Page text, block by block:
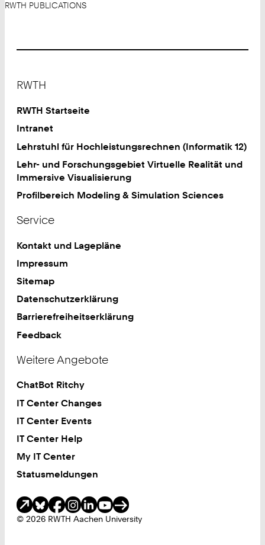
RWTH PUBLICATIONS
RWTH
RWTH Startseite
Intranet
Lehrstuhl für Hochleistungsrechnen (Informatik 12)
Lehr- und Forschungsgebiet Virtuelle Realität und
Immersive Visualisierung
Profilbereich Modeling & Simulation Sciences
Service
Kontakt und Lagepläne
Impressum
Sitemap
Datenschutzerklärung
Barrierefreiheitserklärung
Feedback
Weitere Angebote
ChatBot Ritchy
IT Center Changes
IT Center Events
IT Center Help
My IT Center
Statusmeldungen
© 2026 RWTH Aachen University
Soziale Medien